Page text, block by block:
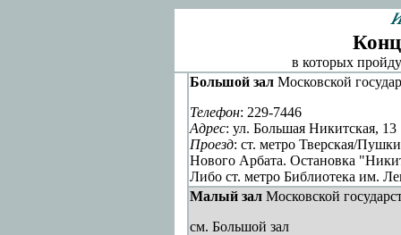
в которых
Большой зал Московской
Телефон: 229-7446
Адрес: ул. Большая Никитская, 13
Проезд: ст. метро Тверская/
Нового Арбата. Остановка
Либо ст. метро Библиотека им.
Малый залМосковской
см. Большой зал